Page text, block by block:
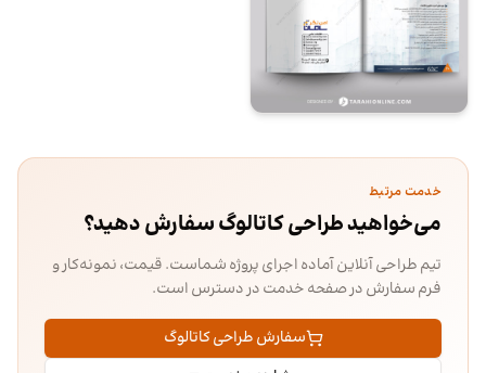
خدمت مرتبط
می‌خواهید طراحی کاتالوگ سفارش دهید؟
تیم طراحی آنلاین آماده اجرای پروژه شماست. قیمت، نمونه‌کار و
فرم سفارش در صفحه خدمت در دسترس است.
سفارش طراحی کاتالوگ